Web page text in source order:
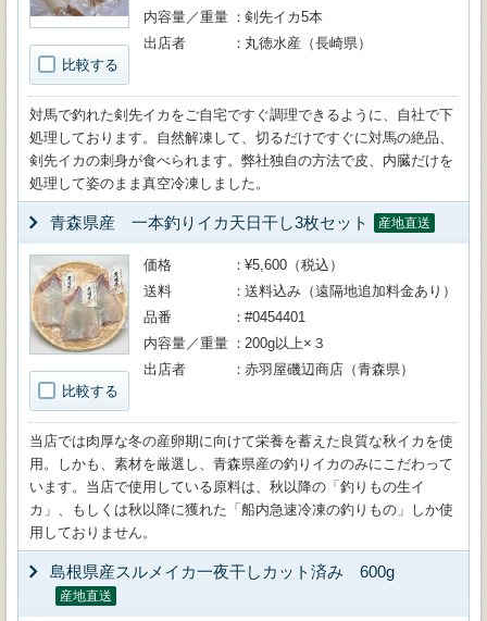
比較する
内容量／重量
剣先イカ5本
出店者
丸徳水産（長崎県）
対馬で釣れた剣先イカをご自宅ですぐ調理できるように、自社で下
処理しております。自然解凍して、切るだけですぐに対馬の絶品、
剣先イカの刺身が食べられます。弊社独自の方法で皮、内臓だけを
処理して姿のまま真空冷凍しました。
青森県産 一本釣りイカ天日干し3枚セット 産地直送
比較する
価格
¥5,600（税込）
送料
送料込み（遠隔地追加料金あり）
品番
#0454401
内容量／重量
200g以上×３
出店者
赤羽屋磯辺商店（青森県）
当店では肉厚な冬の産卵期に向けて栄養を蓄えた良質な秋イカを使
用。しかも、素材を厳選し、青森県産の釣りイカのみにこだわって
います。当店で使用している原料は、秋以降の「釣りもの生イ
カ」、もしくは秋以降に獲れた「船内急速冷凍の釣りもの」しか使
用しておりません。
島根県産スルメイカ一夜干しカット済み 600g
産地直送